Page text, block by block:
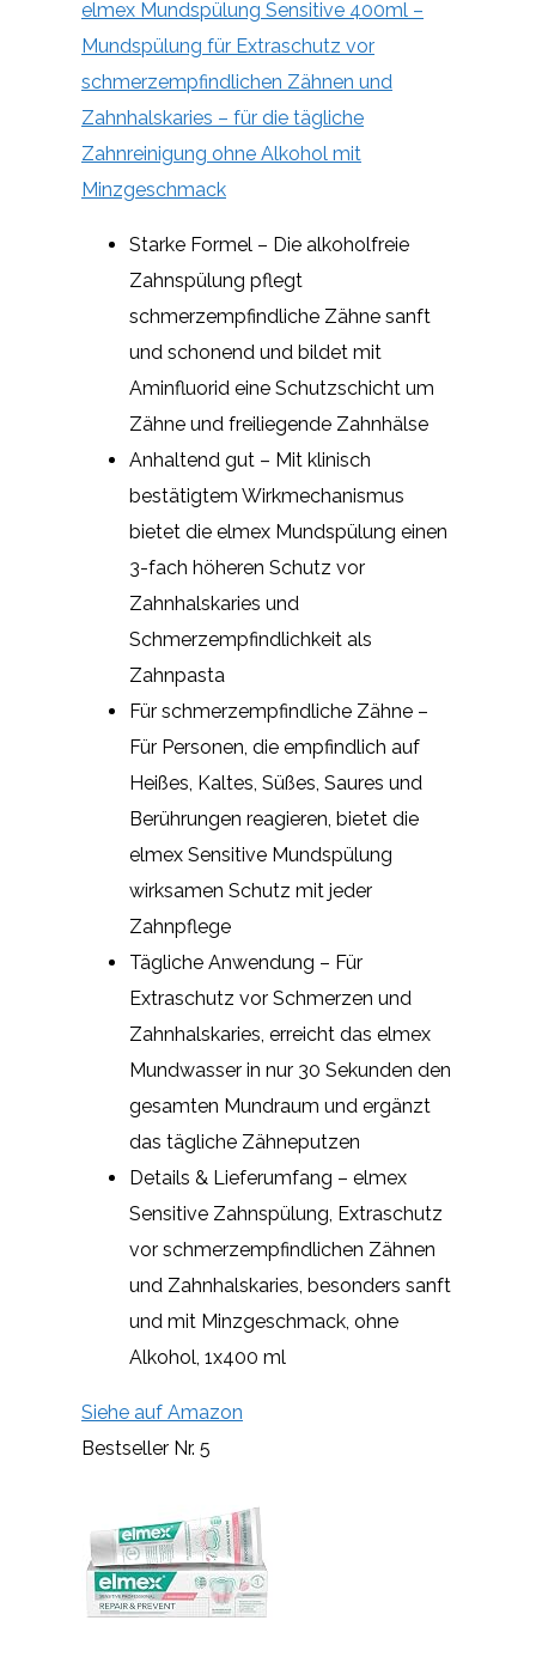
elmex Mundspülung Sensitive 400ml –
Mundspülung für Extraschutz vor
schmerzempfindlichen Zähnen und
Zahnhalskaries – für die tägliche
Zahnreinigung ohne Alkohol mit
Minzgeschmack
Starke Formel – Die alkoholfreie
Zahnspülung pflegt
schmerzempfindliche Zähne sanft
und schonend und bildet mit
Aminfluorid eine Schutzschicht um
Zähne und freiliegende Zahnhälse
Anhaltend gut – Mit klinisch
bestätigtem Wirkmechanismus
bietet die elmex Mundspülung einen
3-fach höheren Schutz vor
Zahnhalskaries und
Schmerzempfindlichkeit als
Zahnpasta
Für schmerzempfindliche Zähne –
Für Personen, die empfindlich auf
Heißes, Kaltes, Süßes, Saures und
Berührungen reagieren, bietet die
elmex Sensitive Mundspülung
wirksamen Schutz mit jeder
Zahnpflege
Tägliche Anwendung – Für
Extraschutz vor Schmerzen und
Zahnhalskaries, erreicht das elmex
Mundwasser in nur 30 Sekunden den
gesamten Mundraum und ergänzt
das tägliche Zähneputzen
Details & Lieferumfang – elmex
Sensitive Zahnspülung, Extraschutz
vor schmerzempfindlichen Zähnen
und Zahnhalskaries, besonders sanft
und mit Minzgeschmack, ohne
Alkohol, 1x400 ml
Siehe auf Amazon
Bestseller Nr. 5